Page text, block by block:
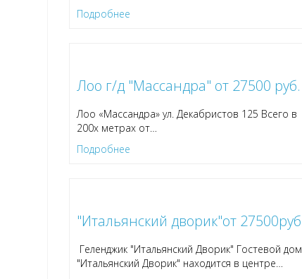
Подробнее
Лоо г/д "Массандра" от 27500 руб.
Лоо «Массандра» ул. Декабристов 125 Всего в
200х метрах от…
Подробнее
"Итальянский дворик"от 27500руб
Геленджик "Итальянский Дворик" Гостевой дом
"Итальянский Дворик" находится в центре…